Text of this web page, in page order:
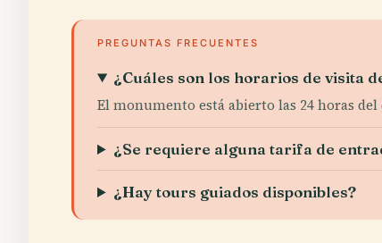
PREGUNTAS FRECUENTES
¿Cuáles son los horarios de visita
El monumento está abierto las 24 horas
¿Se requiere alguna tarifa de
¿Hay tours guiados disponibles?